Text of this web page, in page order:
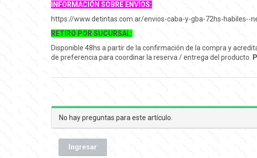
INFORMACIÓN SOBRE ENVÍOS:
https://www.detintas.com.ar/envios-caba-y-gba-72hs-habiles--
RETIRO POR SUCURSAL:
Disponible 48hs a partir de la confirmación de la compra y
de preferencia para coordinar la reserva / entrega del producto.
No hay preguntas para este artículo.
Ingresar